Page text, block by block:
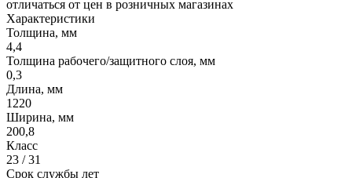
отличаться от цен в розничных магазинах
Характеристики
Толщина, мм
4,4
Толщина рабочего/защитного слоя, мм
0,3
Длина, мм
1220
Ширина, мм
200,8
Класс
23 / 31
Срок службы лет